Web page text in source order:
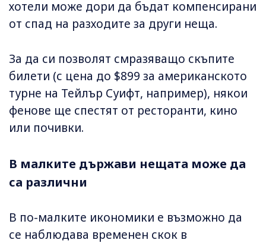
хотели може дори да бъдат компенсирани
от спад на разходите за други неща.
За да си позволят смразяващо скъпите
билети (с цена до $899 за американското
турне на Тейлър Суифт, например), някои
фенове ще спестят от ресторанти, кино
или почивки.
В малките държави нещата може да
са различни
В по-малките икономики е възможно да
се наблюдава временен скок в